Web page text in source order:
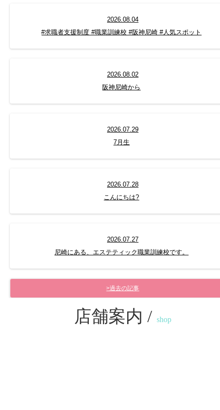
2026.08.04
#求職者支援制度 #職業訓練校 #阪神尼崎 #人気スポット
2026.08.02
阪神尼崎から
2026.07.29
7月生
2026.07.28
こんにちは?
2026.07.27
尼崎にある、エステティック職業訓練校です。
>過去の記事
店舗案内 / shop